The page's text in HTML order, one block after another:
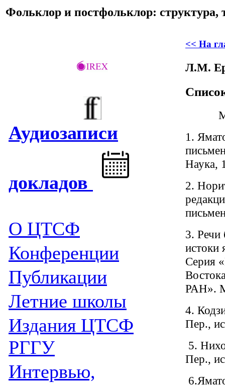
Фольклор и постфольклор: структура,
Аудиозаписи
докладов
О ЦТСФ
Конференции
Публикации
Летние школы
Издания ЦТСФ
РГГУ
Интервью,
<< На
Л.М.
1.
Наука,
2.
3. Речи
истоки
Серия
РАН».
4.
Пер.,
5.
Пер.,